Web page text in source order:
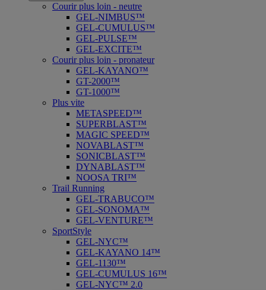
Courir plus loin - neutre
GEL-NIMBUS™
GEL-CUMULUS™
GEL-PULSE™
GEL-EXCITE™
Courir plus loin - pronateur
GEL-KAYANO™
GT-2000™
GT-1000™
Plus vite
METASPEED™
SUPERBLAST™
MAGIC SPEED™
NOVABLAST™
SONICBLAST™
DYNABLAST™
NOOSA TRI™
Trail Running
GEL-TRABUCO™
GEL-SONOMA™
GEL-VENTURE™
SportStyle
GEL-NYC™
GEL-KAYANO 14™
GEL-1130™
GEL-CUMULUS 16™
GEL-NYC™ 2.0